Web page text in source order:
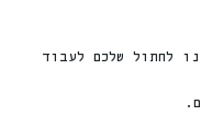
לחתול שלכם לעבוד